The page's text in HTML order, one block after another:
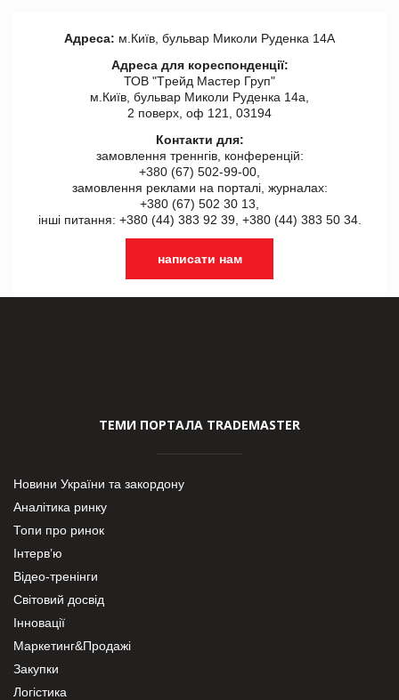
Адреса: м.Київ, бульвар Миколи Руденка 14А
Адреса для кореспонденції:
ТОВ "Tрейд Мастер Груп"
м.Київ, бульвар Миколи Руденка 14а,
2 поверх, оф 121, 03194
Контакти для:
замовлення треннгів, конференцій:
+380 (67) 502-99-00,
замовлення реклами на порталі, журналах:
+380 (67) 502 30 13,
інші питання: +380 (44) 383 92 39, +380 (44) 383 50 34.
написати нам
ТЕМИ ПОРТАЛА TRADEMASTER
Новини України та закордону
Аналітика ринку
Топи про ринок
Інтерв’ю
Відео-тренінги
Світовий досвід
Інновації
Маркетинг&Продажі
Закупки
Логістика